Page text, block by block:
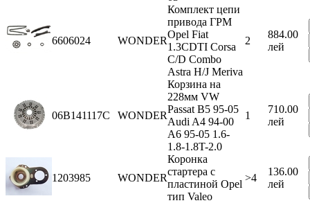
6606024 WONDER
Комплект цепи
привода ГРМ
Opel Fiat
1.3CDTI Corsa
C/D Combo
Astra H/J Meriva
2
884.00
лей
06B141117C WONDER
Корзина на
228мм VW
Passat B5 95-05
Audi A4 94-00
A6 95-05 1.6-
1.8-1.8T-2.0
1
710.00
лей
1203985 WONDER
Коронка
стартера с
пластиной Opel
тип Valeo
>4
136.00
лей